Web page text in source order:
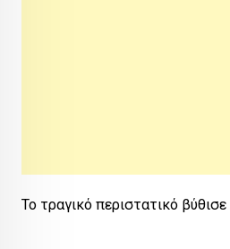
Το τραγικό περιστατικό